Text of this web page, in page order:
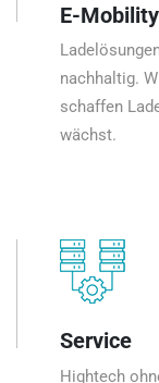
E-Mobility
nachhaltig.
schaffen
wächst.
Service
Hightech